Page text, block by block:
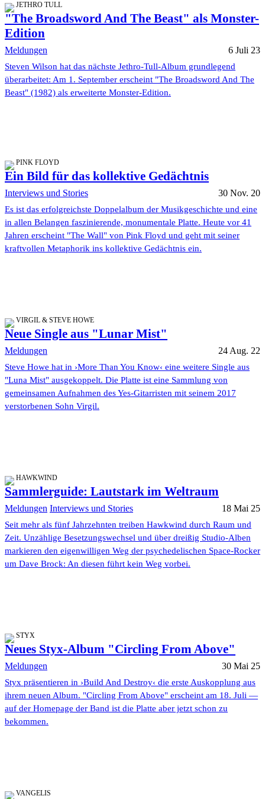
JETHRO TULL
"The Broadsword And The Beast" als Monster-
Edition
Meldungen 6 Juli 23
Steven Wilson hat das nächste Jethro-Tull-Album grundlegend
überarbeitet: Am 1. September erscheint "The Broadsword And The
Beast" (1982) als erweiterte Monster-Edition.
PINK FLOYD
Ein Bild für das kollektive Gedächtnis
Interviews und Stories 30 Nov. 20
Es ist das erfolgreichste Doppelalbum der Musikgeschichte und eine
in allen Belangen faszinierende, monumentale Platte. Heute vor 41
Jahren erscheint "The Wall" von Pink Floyd und geht mit seiner
kraftvollen Metaphorik ins kollektive Gedächtnis ein.
VIRGIL & STEVE HOWE
Neue Single aus "Lunar Mist"
Meldungen 24 Aug. 22
Steve Howe hat in ›More Than You Know‹ eine weitere Single aus
"Luna Mist" ausgekoppelt. Die Platte ist eine Sammlung von
gemeinsamen Aufnahmen des Yes-Gitarristen mit seinem 2017
verstorbenen Sohn Virgil.
HAWKWIND
Sammlerguide: Lautstark im Weltraum
Meldungen Interviews und Stories 18 Mai 25
Seit mehr als fünf Jahrzehnten treiben Hawkwind durch Raum und
Zeit. Unzählige Besetzungswechsel und über dreißig Studio-Alben
markieren den eigenwilligen Weg der psychedelischen Space-Rocker
um Dave Brock: An diesen führt kein Weg vorbei.
STYX
Neues Styx-Album "Circling From Above"
Meldungen 30 Mai 25
Styx präsentieren in ›Build And Destroy‹ die erste Auskopplung aus
ihrem neuen Album. "Circling From Above" erscheint am 18. Juli —
auf der Homepage der Band ist die Platte aber jetzt schon zu
bekommen.
VANGELIS